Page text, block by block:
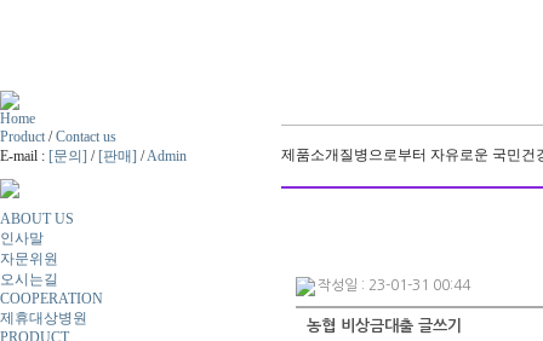
Home
Product /Contact us
E-mail : [문의] / [판매] /Admin
ABOUT US
인사말
자문위원
오시는길
COOPERATION
제휴대상병원
PRODUCT
제품소개 질병으로부터 자유로운 국민건
작성일 : 23-01-31 00:44
농협 비상금대출 글쓰기